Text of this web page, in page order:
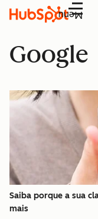
Menu
Google
Saiba porque a sua
mais